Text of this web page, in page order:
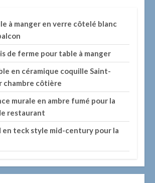
à manger en verre côtelé blanc
de ferme pour table à manger
en céramique coquille Saint-
chambre côtière
murale en ambre fumé pour la
restaurant
en teck style mid-century pour la